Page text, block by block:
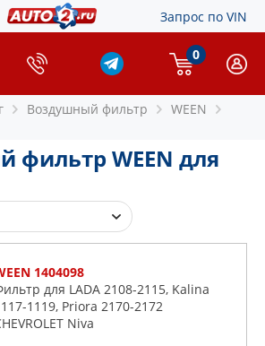
Запрос по VIN
0
Воздушный фильтр
WEEN
фильтр WEEN для
1404098
для LADA 2108-2115, Kalina
1119, Priora 2170-2172
Niva